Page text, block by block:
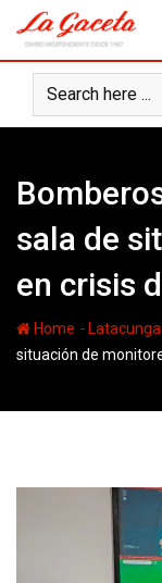
content
sala de
en crisis
Home - Latacunga
situación de